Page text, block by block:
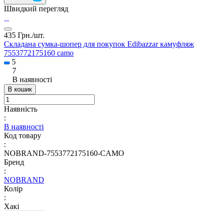
Швидкий перегляд
435 Грн./шт.
Складана сумка-шопер для покупок Edibazzar камуфляж
7553772175160 camo
5
7
В наявності
В кошик
Наявність
:
В наявності
Код товару
:
NOBRAND-7553772175160-CAMO
Бренд
:
NOBRAND
Колір
:
Хакі